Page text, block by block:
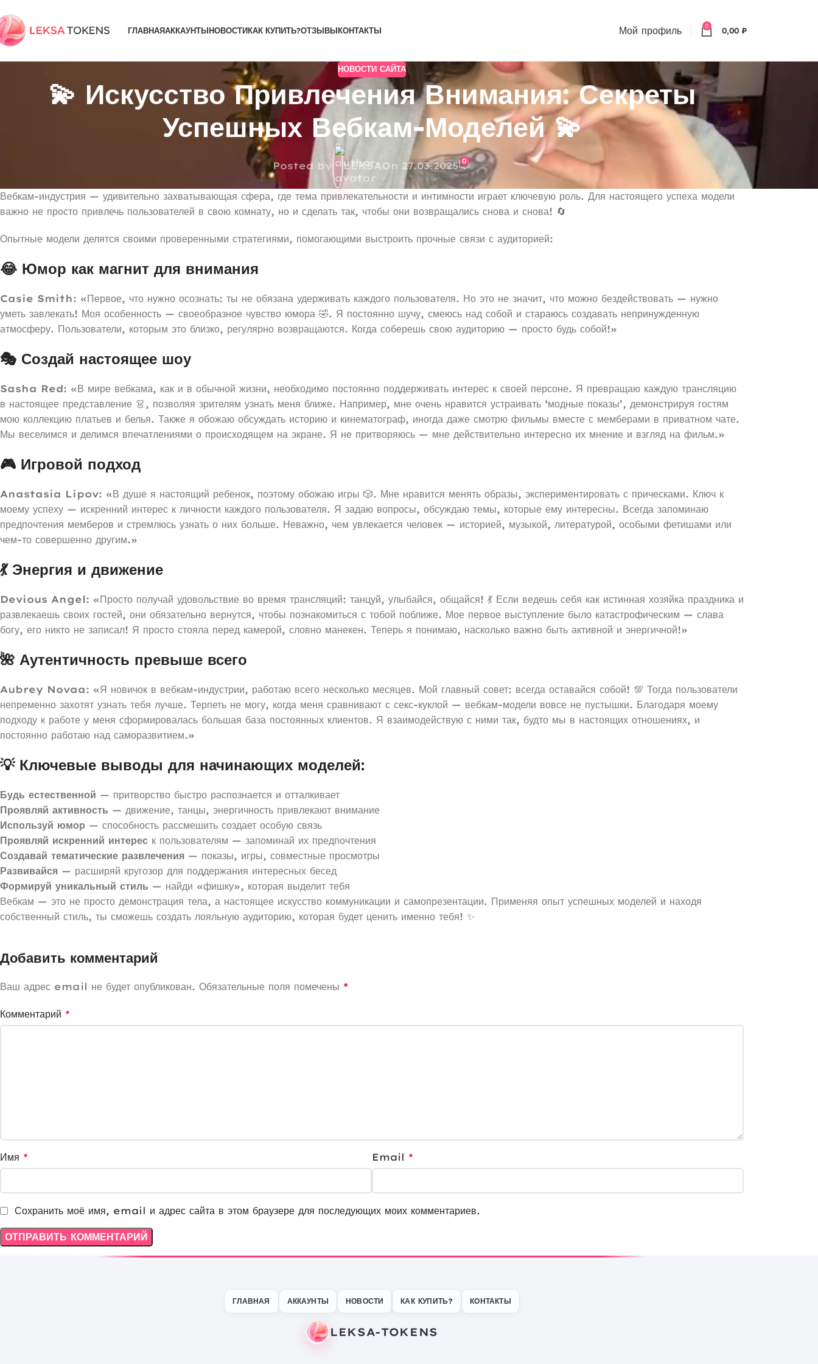
ГЛАВНАЯАККАУНТЫНОВОСТИКАК КУПИТЬ?ОТЗЫВЫКОНТАКТЫ Мой профиль 0 0,00 ₽
НОВОСТИ САЙТА
💫 Искусство Привлечения Внимания: Секреты
Успешных Вебкам-Моделей 💫
Posted by LEKSAOn 27.03.2025 0
Вебкам-индустрия — удивительно захватывающая сфера, где тема привлекательности и интимности играет ключевую роль. Для настоящего успеха модели
важно не просто привлечь пользователей в свою комнату, но и сделать так, чтобы они возвращались снова и снова! 🔄
Опытные модели делятся своими проверенными стратегиями, помогающими выстроить прочные связи с аудиторией:
😂 Юмор как магнит для внимания
Casie Smith: «Первое, что нужно осознать: ты не обязана удерживать каждого пользователя. Но это не значит, что можно бездействовать — нужно
уметь завлекать! Моя особенность — своеобразное чувство юмора 🤣. Я постоянно шучу, смеюсь над собой и стараюсь создавать непринужденную
атмосферу. Пользователи, которым это близко, регулярно возвращаются. Когда соберешь свою аудиторию — просто будь собой!»
🎭 Создай настоящее шоу
Sasha Red: «В мире вебкама, как и в обычной жизни, необходимо постоянно поддерживать интерес к своей персоне. Я превращаю каждую трансляцию
в настоящее представление 👗, позволяя зрителям узнать меня ближе. Например, мне очень нравится устраивать ‘модные показы’, демонстрируя гостям
мою коллекцию платьев и белья. Также я обожаю обсуждать историю и кинематограф, иногда даже смотрю фильмы вместе с мемберами в приватном чате.
Мы веселимся и делимся впечатлениями о происходящем на экране. Я не притворяюсь — мне действительно интересно их мнение и взгляд на фильм.»
🎮 Игровой подход
Anastasia Lipov: «В душе я настоящий ребенок, поэтому обожаю игры 🎲. Мне нравится менять образы, экспериментировать с прическами. Ключ к
моему успеху — искренний интерес к личности каждого пользователя. Я задаю вопросы, обсуждаю темы, которые ему интересны. Всегда запоминаю
предпочтения мемберов и стремлюсь узнать о них больше. Неважно, чем увлекается человек — историей, музыкой, литературой, особыми фетишами или
чем-то совершенно другим.»
💃 Энергия и движение
Devious Angel: «Просто получай удовольствие во время трансляций: танцуй, улыбайся, общайся! 💃 Если ведешь себя как истинная хозяйка праздника и
развлекаешь своих гостей, они обязательно вернутся, чтобы познакомиться с тобой поближе. Мое первое выступление было катастрофическим — слава
богу, его никто не записал! Я просто стояла перед камерой, словно манекен. Теперь я понимаю, насколько важно быть активной и энергичной!»
🌺 Аутентичность превыше всего
Aubrey Novaa: «Я новичок в вебкам-индустрии, работаю всего несколько месяцев. Мой главный совет: всегда оставайся собой! 💯 Тогда пользователи
непременно захотят узнать тебя лучше. Терпеть не могу, когда меня сравнивают с секс-куклой — вебкам-модели вовсе не пустышки. Благодаря моему
подходу к работе у меня сформировалась большая база постоянных клиентов. Я взаимодействую с ними так, будто мы в настоящих отношениях, и
постоянно работаю над саморазвитием.»
💡 Ключевые выводы для начинающих моделей:
Будь естественной — притворство быстро распознается и отталкивает
Проявляй активность — движение, танцы, энергичность привлекают внимание
Используй юмор — способность рассмешить создает особую связь
Проявляй искренний интерес к пользователям — запоминай их предпочтения
Создавай тематические развлечения — показы, игры, совместные просмотры
Развивайся — расширяй кругозор для поддержания интересных бесед
Формируй уникальный стиль — найди «фишку», которая выделит тебя
Вебкам — это не просто демонстрация тела, а настоящее искусство коммуникации и самопрезентации. Применяя опыт успешных моделей и находя
собственный стиль, ты сможешь создать лояльную аудиторию, которая будет ценить именно тебя! ✨
Добавить комментарий
Ваш адрес email не будет опубликован. Обязательные поля помечены *
Комментарий *
Имя * Email *
Сохранить моё имя, email и адрес сайта в этом браузере для последующих моих комментариев.
ГЛАВНАЯ АККАУНТЫ НОВОСТИ КАК КУПИТЬ? КОНТАКТЫ